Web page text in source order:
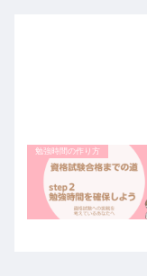
勉強時間の作り方